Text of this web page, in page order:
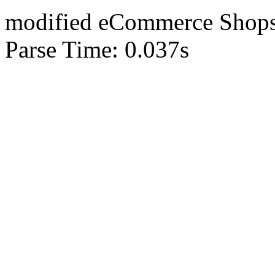
modified eCommerce
Parse Time: 0.037s